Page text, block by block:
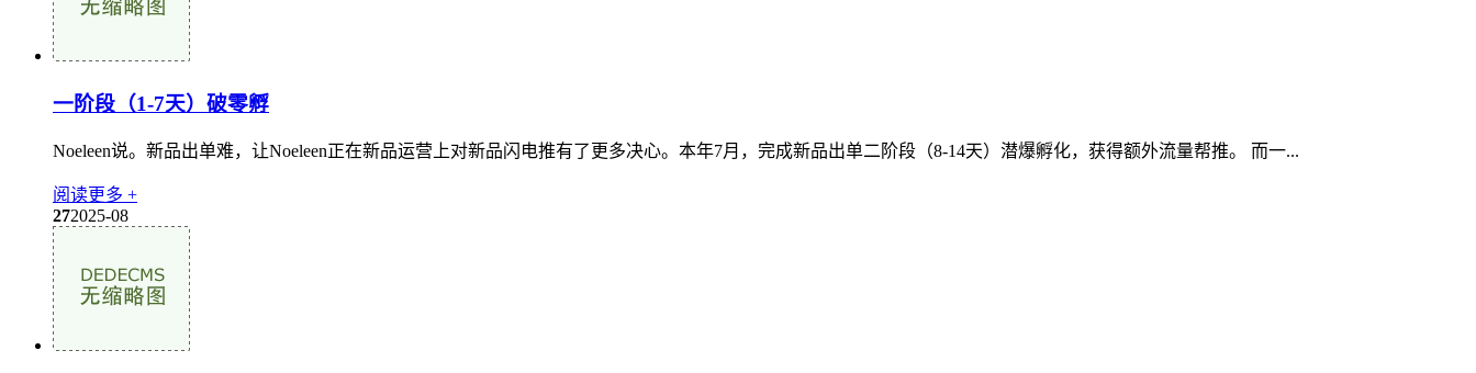
一阶段（1-7天）破零孵
Noeleen说。新品出单难，让Noeleen正在新品运营上对新品闪电推有了更多决心。本年7月，完成新品出单二阶段（8-14天）潜爆孵化，获得额外流量帮推。 而一...
阅读更多 +
272025-08